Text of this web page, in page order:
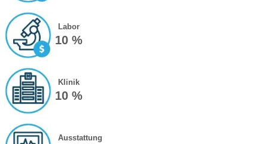
Labor
10 %
Klinik
10 %
Ausstattung